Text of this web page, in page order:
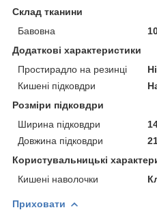
Склад тканини
Бавовна
Додаткові характеристики
Простирадло на резинці
Ні
Кишені підковдри
Розміри підковдри
Ширина підковдри
Довжина підковдри
Користувальницькі
Кишені наволочки
Приховати